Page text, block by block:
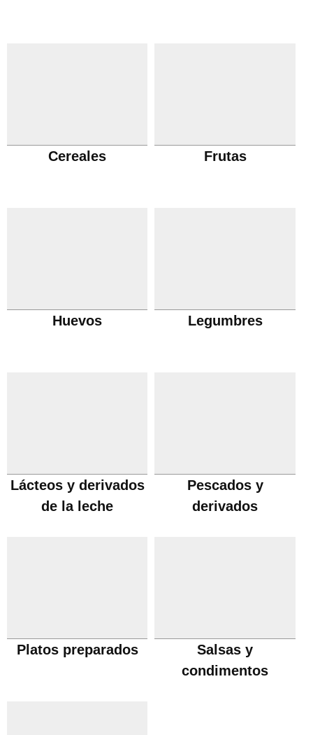
Cereales Frutas
Huevos Legumbres
Lácteos y derivados
de la leche
Pescados y
derivados
Platos preparados
Salsas y
condimentos